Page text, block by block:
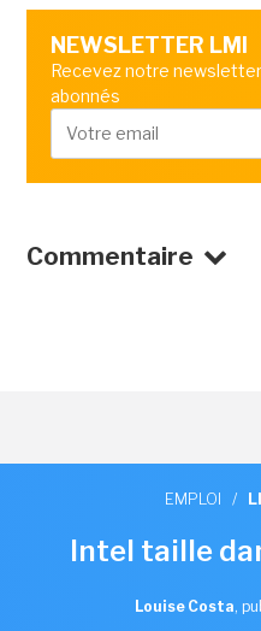
NEWSLETTER LMI
Recevez notre
abonnés
Commentaire
EMPLOI /
Intel taille
Louise Costa,